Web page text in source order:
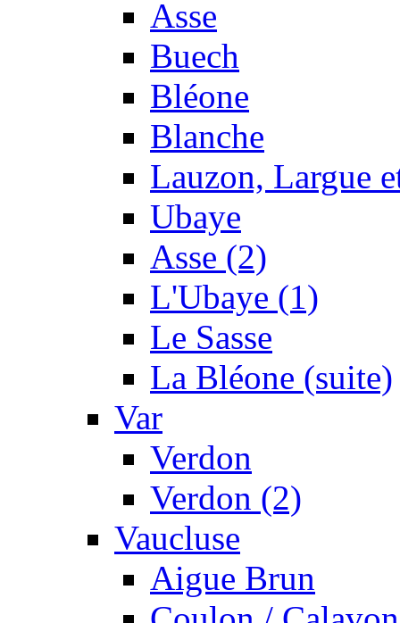
Asse
Buech
Bléone
Blanche
Lauzon, Largue
Ubaye
Asse (2)
L'Ubaye (1)
Le Sasse
La Bléone (suite)
Var
Verdon
Verdon (2)
Vaucluse
Aigue Brun